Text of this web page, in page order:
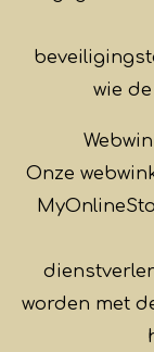
wie
Onze
worden met